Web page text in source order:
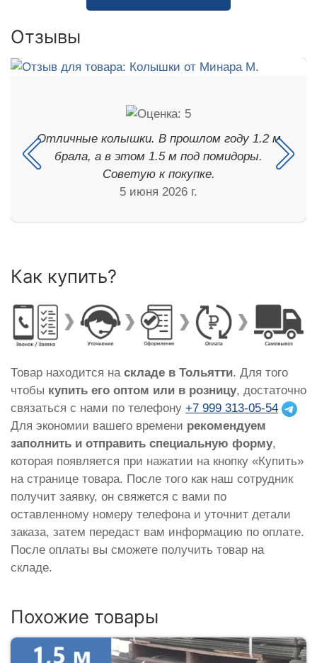
Отзывы
Отличные колышки. В прошлом году 1.2 м
брала, а в этом 1.5 м под помидоры.
Советую к покупке.
5 июня 2026 г.
Как купить?
Товар находится на складе в Тольятти. Для того
чтобы купить его оптом или в розницу, достаточно
связаться с нами по телефону +7 999 313-05-54
Для экономии вашего времени рекомендуем
заполнить и отправить специальную форму,
которая появляется при нажатии на кнопку «Купить»
на странице товара. После того как наш сотрудник
получит заявку, он свяжется с вами по
оставленному номеру телефона и уточнит детали
заказа, затем передаст вам информацию по оплате.
После оплаты вы сможете получить товар на
складе.
Похожие товары